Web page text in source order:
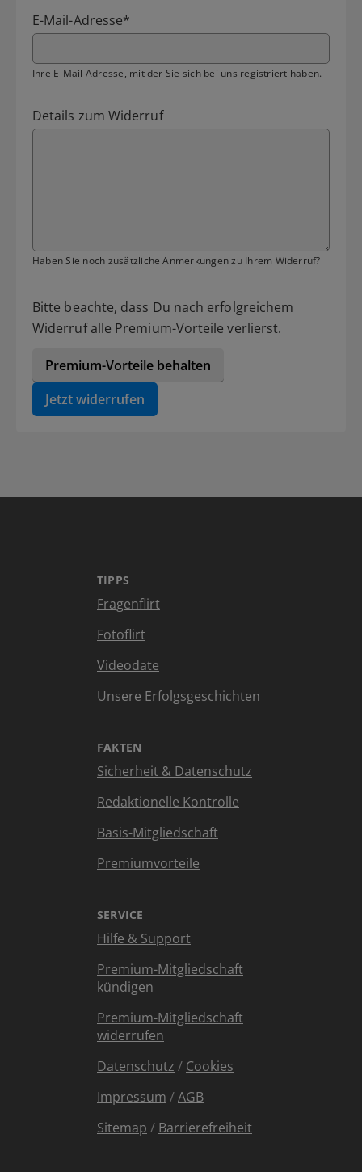
E-Mail-Adresse*
Ihre E-Mail Adresse, mit der Sie sich bei uns registriert haben.
Details zum Widerruf
Haben Sie noch zusätzliche Anmerkungen zu Ihrem Widerruf?
Bitte beachte, dass Du nach erfolgreichem
Widerruf alle Premium-Vorteile verlierst.
Premium-Vorteile behalten
Jetzt widerrufen
TIPPS
Fragenflirt
Fotoflirt
Videodate
Unsere Erfolgsgeschichten
FAKTEN
Sicherheit & Datenschutz
Redaktionelle Kontrolle
Basis-Mitgliedschaft
Premiumvorteile
SERVICE
Hilfe & Support
Premium-Mitgliedschaft
kündigen
Premium-Mitgliedschaft
widerrufen
Datenschutz / Cookies
Impressum /AGB
Sitemap / Barrierefreiheit